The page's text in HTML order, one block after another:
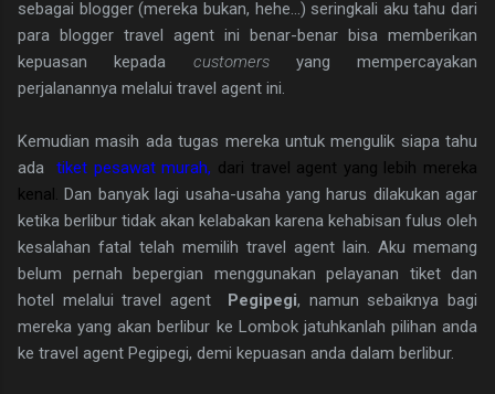
sebagai blogger (mereka bukan, hehe...) seringkali aku tahu dari
para blogger travel agent ini benar-benar bisa memberikan
kepuasan kepada customersyang mempercayakan
perjalanannya melalui travel agent ini.
Kemudian masih ada tugas mereka untuk mengulik siapa tahu
adatiket pesawat murah, dari travel agent yang lebih mereka
kenal. Dan banyak lagi usaha-usaha yang harus dilakukan agar
ketika berlibur tidak akan kelabakan karena kehabisan fulus oleh
kesalahan fatal telah memilih travel agent lain. Aku memang
belum pernah bepergian menggunakan pelayanan tiket dan
hotel melalui travel agent
Pegipegi, namun sebaiknya bagi
mereka yang akan berlibur ke Lombok jatuhkanlah pilihan anda
ke travel agent Pegipegi, demi kepuasan anda dalam berlibur.